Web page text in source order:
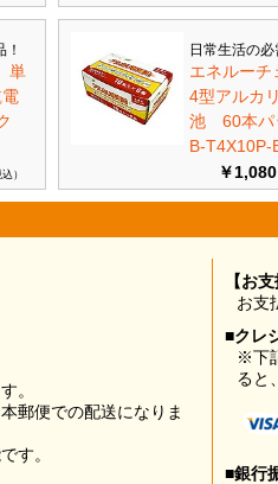
単
込）
日常生活の必
エネルー
4型アルカ
池 60本
B-T4X10P-
￥1,080
。
郵便での配送になりま
す。
【お
お支
■クレ
※下
ると
■銀行